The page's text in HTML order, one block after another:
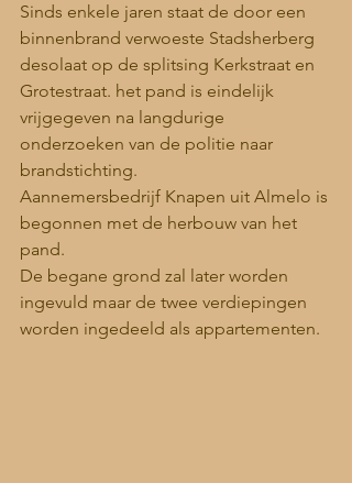
Sinds enkele jaren staat de door een
binnenbrand verwoeste Stadsherberg
desolaat op de splitsing Kerkstraat en
Grotestraat. het pand is eindelijk
vrijgegeven na langdurige
onderzoeken van de politie naar
brandstichting.
Aannemersbedrijf Knapen uit Almelo is
begonnen met de herbouw van het
pand.
De begane grond zal later worden
ingevuld maar de twee verdiepingen
worden ingedeeld als appartementen.